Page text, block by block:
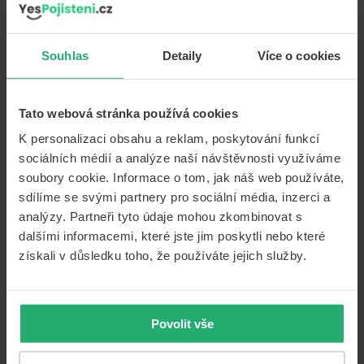
Souhlas Detaily Více o cookies
Tato webová stránka používá cookies
K personalizaci obsahu a reklam, poskytování funkcí
sociálních médií a analýze naší návštěvnosti využíváme
soubory cookie. Informace o tom, jak náš web používáte,
sdílíme se svými partnery pro sociální média, inzerci a
analýzy. Partneři tyto údaje mohou zkombinovat s
dalšími informacemi, které jste jim poskytli nebo které
získali v důsledku toho, že používáte jejich služby.
Povolit vše
kamarádi, kteří se tomu věnovali. Absolvoval jsem kurz a
úplně jsem tomu propadl,“ říká čtyřicetiletý Petr Šimon
z Prahy. „Každý rok v březnu se jezdím potápět na Bali,
potápění.
Dobré
pojištění
základ
Dobro došli. Připojištění
autoasistence nejen v
Chorvatsku
CESTOVÁNÍ EVROPA SVĚT
04/03/2024OdMarek Čihák
dovolené na poslední chvíli,
někdo naopak vybírá a rozmýšlí
s dostatečným předstihem.